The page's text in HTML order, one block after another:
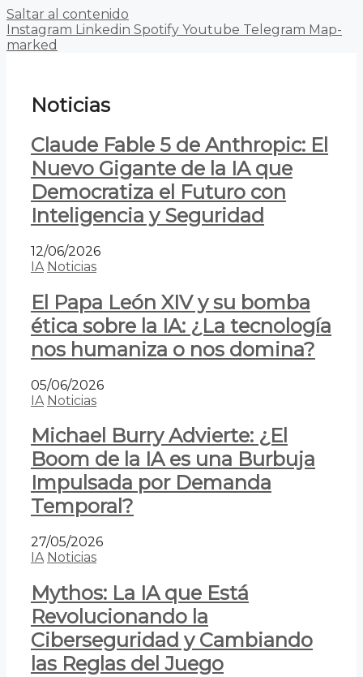
Saltar al contenido
Instagram Linkedin Spotify Youtube Telegram Map-
marked
Noticias
Claude Fable 5 de Anthropic: El
Nuevo Gigante de la IA que
Democratiza el Futuro con
Inteligencia y Seguridad
12/06/2026
IA Noticias
El Papa León XIV y su bomba
ética sobre la IA: ¿La tecnología
nos humaniza o nos domina?
05/06/2026
IA Noticias
Michael Burry Advierte: ¿El
Boom de la IA es una Burbuja
Impulsada por Demanda
Temporal?
27/05/2026
IA Noticias
Mythos: La IA que Está
Revolucionando la
Ciberseguridad y Cambiando
las Reglas del Juego